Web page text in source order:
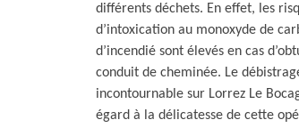
différents déchets. En effet, les
d’intoxication au monoxyde de
d’incendié sont élevés en cas
conduit de cheminée. Le
incontournable sur Lorrez Le
égard à la délicatesse de cette